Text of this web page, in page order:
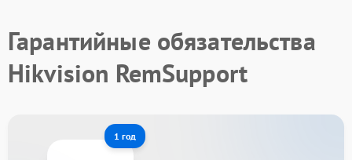
Гарантийные обязательства
Hikvision RemSupport
1 год